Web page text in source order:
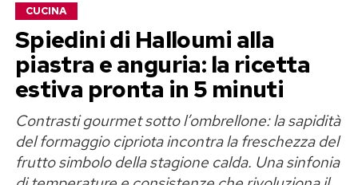
attraversava un momento di forte crisi. Con il
passare del tempo, la ricetta si è trasformata da
rimpiazzo di lusso a pilastro immancabile della
cucina casalinga.
Gli ingredienti fondamentali per una
riuscita perfetta
CUCINA
Spiedini di Halloumi alla
piastra e anguria: la ricetta
estiva pronta in 5 minuti
Contrasti gourmet sotto l’ombrellone: la sapidità
del formaggio cipriota incontra la freschezza del
frutto simbolo della stagione calda. Una sinfonia